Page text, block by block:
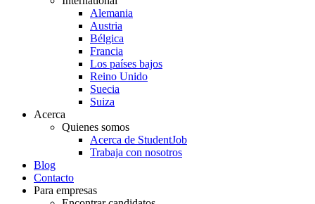
Alemania
Austria
Bélgica
Francia
Los países bajos
Reino Unido
Suecia
Suiza
Acerca
Quienes somos
Acerca de StudentJob
Trabaja con nosotros
Blog
Contacto
Para empresas